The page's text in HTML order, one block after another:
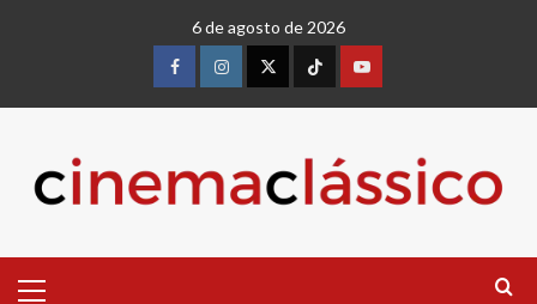
6 de agosto de 2026